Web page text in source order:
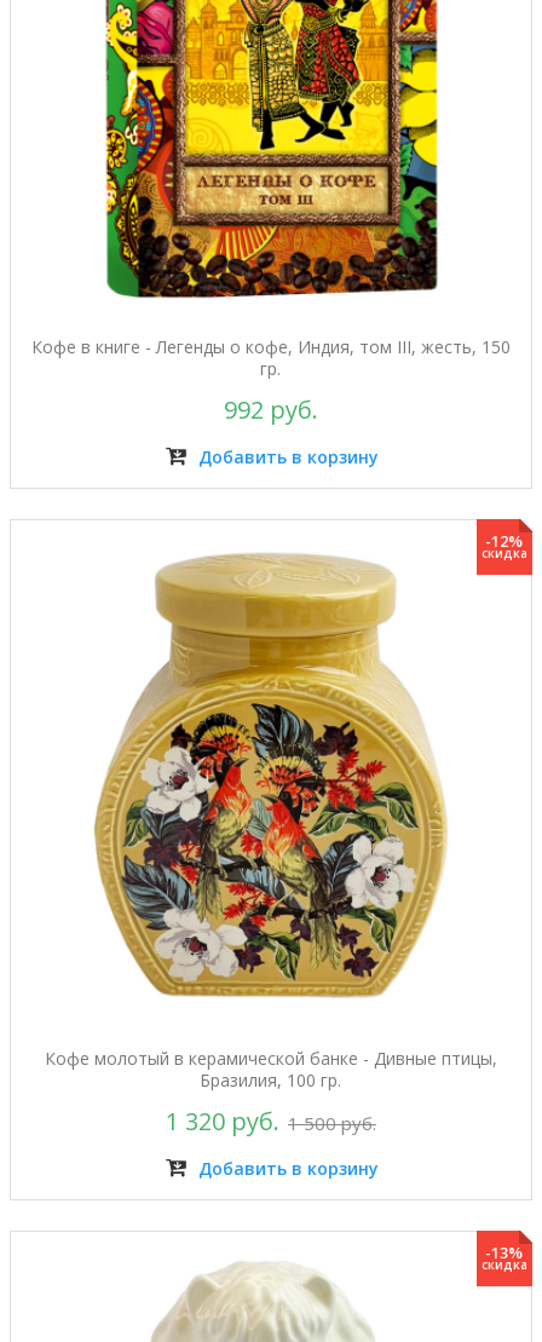
Кофе в книге - Легенды о кофе, Индия, том III, жесть, 150
гр.
992 руб.
Добавить в корзину
-12%
скидка
Кофе молотый в керамической банке - Дивные птицы,
Бразилия, 100 гр.
1 320 руб. 1 500 руб.
Добавить в корзину
-13%
скидка